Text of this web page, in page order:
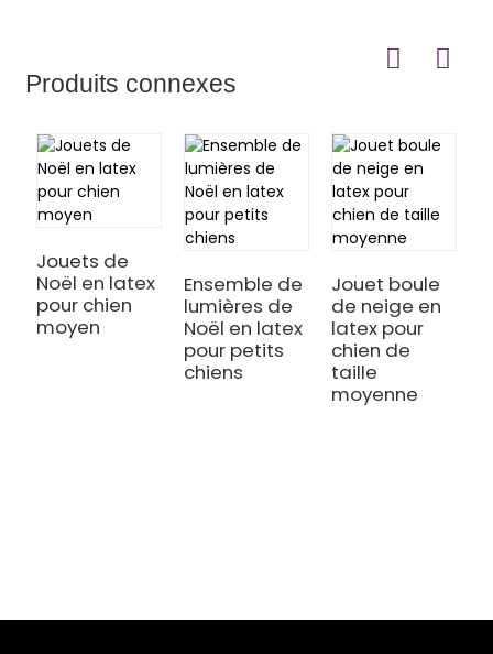
Produits connexes
Jouets de
Noël en latex
pour chien
moyen
Ensemble de
lumières de
Noël en latex
pour petits
chiens
Jouet boule
de neige en
latex pour
chien de
taille
moyenne